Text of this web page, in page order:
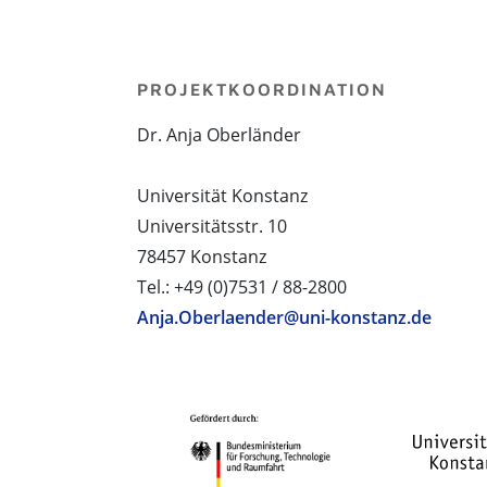
PROJEKTKOORDINATION
Dr. Anja Oberländer
Universität Konstanz
Universitätsstr. 10
78457 Konstanz
Tel.: +49 (0)7531 / 88-2800
Anja.Oberlaender@uni-konstanz.de